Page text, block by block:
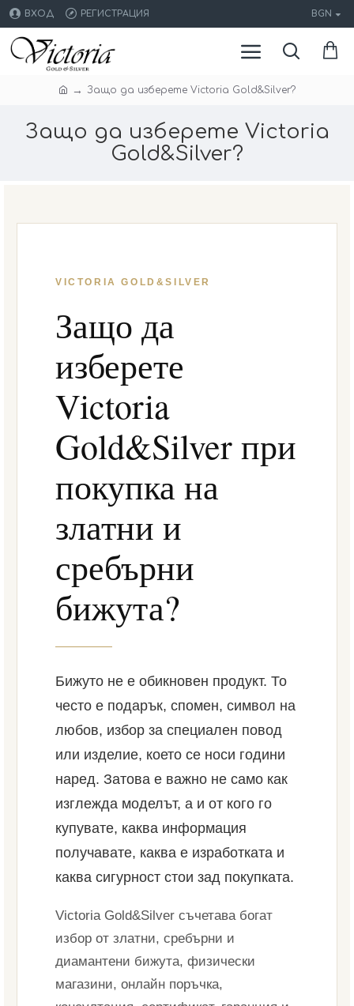
ВХОД РЕГИСТРАЦИЯ BGN
Защо да изберете Victoria Gold&Silver?
Защо да изберете Victoria
Gold&Silver?
VICTORIA GOLD&SILVER
Защо да
изберете
Victoria
Gold&Silver при
покупка на
златни и
сребърни
бижута?
Бижуто не е обикновен продукт. То
често е подарък, спомен, символ на
любов, избор за специален повод
или изделие, което се носи години
наред. Затова е важно не само как
изглежда моделът, а и от кого го
купувате, каква информация
получавате, каква е изработката и
каква сигурност стои зад покупката.
Victoria Gold&Silver съчетава богат
избор от златни, сребърни и
диамантени бижута, физически
магазини, онлайн поръчка,